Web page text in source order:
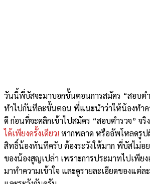
วันนี้พี่บัสจะมาบอกขั้นตอนการสมัคร “สอบต
ทำไปกันทีละขั้นตอน พี่แนะนำว่าให้น้องทำค
ดี ก่อนที่จะคลิกเข้าไปสมัคร “สอบตำรวจ” จริ
ได้เพียงครั้งเดียว! หากพลาด หรืออัพโหลดรูป
สิทธิ์น้องทันทีครับ ต้องระวังให้มาก พี่บัสไม่อย
ของน้องสูญเปล่า เพราะการประมาทไปเพีย
มาทำความเข้าใจ และดูรายละเอียดของแต่